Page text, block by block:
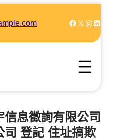
Facebook X Instagram LinkedIn
息徵詢有限公司
司 登記 住址搞欺